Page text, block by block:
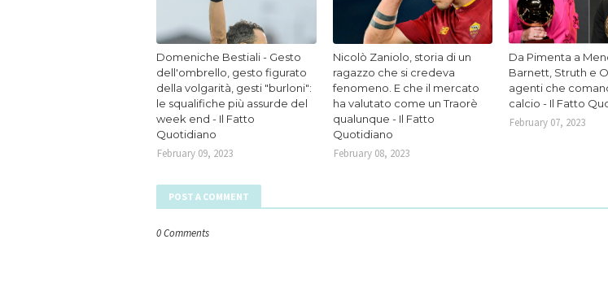
Domeniche Bestiali - Gesto
dell'ombrello, gesto figurato
della volgarità, gesti "burloni":
le squalifiche più assurde del
week end - Il Fatto
Quotidiano
February 09, 2023
Nicolò Zaniolo, storia di un
ragazzo che si credeva
fenomeno. E che il mercato
ha valutato come un Traorè
qualunque - Il Fatto
Quotidiano
February 08, 2023
Da Pimenta a
Barnett, Struth e
agenti che
calcio - Il Fatto
February 07, 2023
POST A COMMENT
0 Comments